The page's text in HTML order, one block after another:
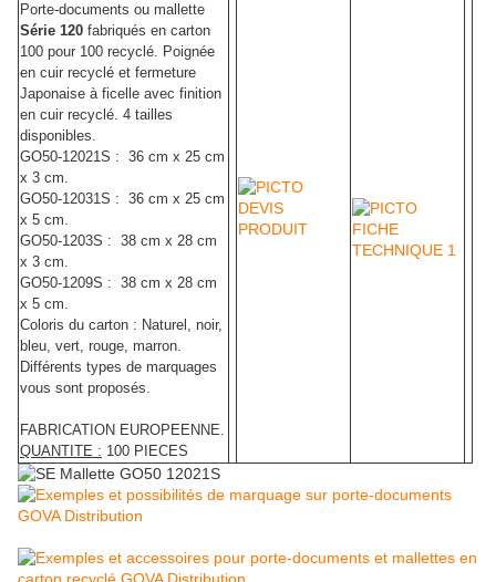
Porte-documents ou mallette
Série 120 fabriqués en carton
100 pour 100 recyclé. Poignée
en cuir recyclé et fermeture
Japonaise à ficelle avec finition
en cuir recyclé. 4 tailles
disponibles.
GO50-12021S : 36 cm x 25 cm
x 3 cm.
GO50-12031S : 36 cm x 25 cm
x 5 cm.
GO50-1203S : 38 cm x 28 cm
x 3 cm.
GO50-1209S : 38 cm x 28 cm
x 5 cm.
Coloris du carton : Naturel, noir,
bleu, vert, rouge, marron.
Différents types de marquages
vous sont proposés.
FABRICATION EUROPEENNE.
QUANTITE : 100 PIECES